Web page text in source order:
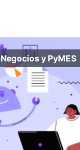
Negocios y PyMES